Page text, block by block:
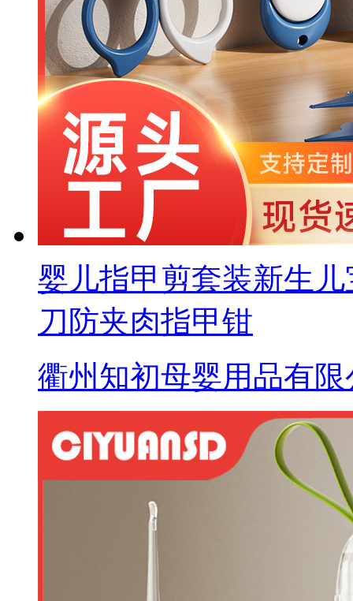
婴儿指甲剪套装新生
刀防夹肉指甲钳
衢州知初母婴用品有限